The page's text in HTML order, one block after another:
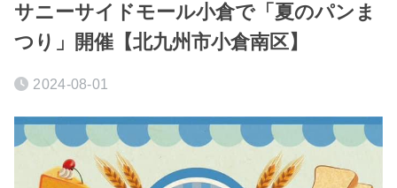
サニーサイドモール小倉で「夏のパンま
つり」開催【北九州市小倉南区】
2024-08-01